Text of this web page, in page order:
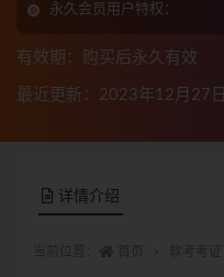
永久会员用户特权：
有效期：购买后永久有效
最近更新：2023年12月27日
详情介绍